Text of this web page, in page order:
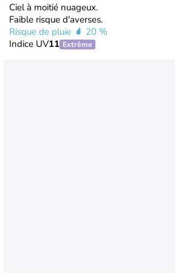
Ciel à moitié nuageux.
Faible risque d'averses.
Risque de pluie
20 %
Indice UV11 Extrême